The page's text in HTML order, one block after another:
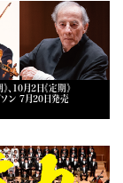
、10月2日《定期》
ソン 7月20日発売